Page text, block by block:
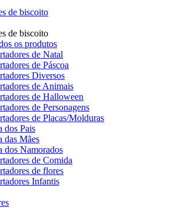
de biscoito
de biscoito
os produtos
de Natal
de Páscoa
Diversos
de Animais
de Halloween
de Personagens
de Placas/Molduras
dos Pais
das Mães
dos Namorados
de Comida
de flores
Infantis